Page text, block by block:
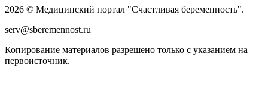
2026 © Медицинский портал "Счастливая беременность".
serv@sberemennost.ru
Копирование материалов разрешено только с указанием на
первоисточник.